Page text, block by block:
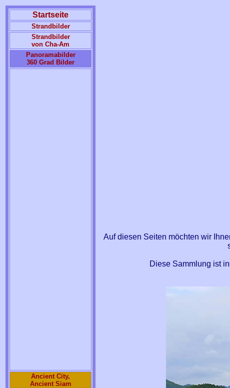
Startseite
Strandbilder
Strandbilder
von Cha-Am
Panoramabilder
360 Grad Bilder
Ancient City,
Ancient Siam
Auf diesen Seiten möchten wir
Diese Sammlung ist